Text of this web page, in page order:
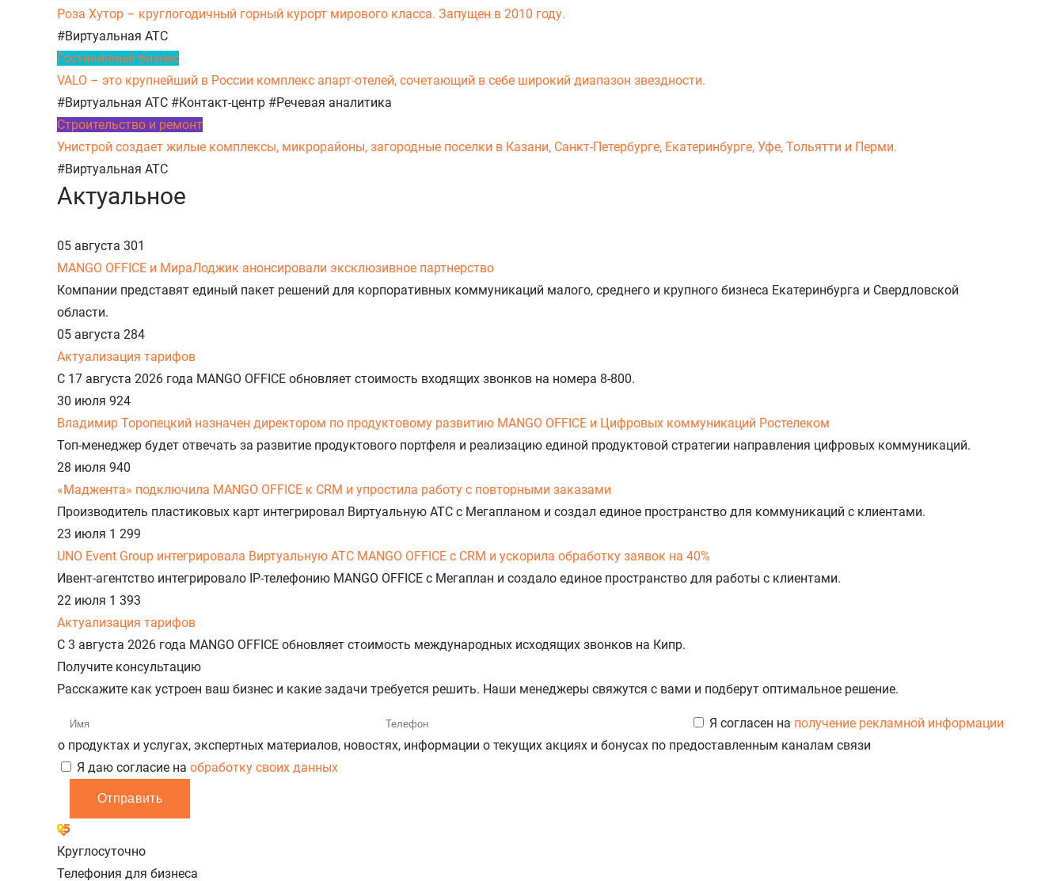
Роза Хутор – круглогодичный горный курорт мирового класса. Запущен в 2010 году.
#Виртуальная АТС
Гостиничный бизнес
VALO – это крупнейший в России комплекс апарт-отелей, сочетающий в себе широкий диапазон звездности.
#Виртуальная АТС #Контакт-центр #Речевая аналитика
Строительство и ремонт
Унистрой создает жилые комплексы, микрорайоны, загородные поселки в Казани, Санкт-Петербурге, Екатеринбурге, Уфе, Тольятти и Перми.
#Виртуальная АТС
Актуальное
05 августа 301
MANGO OFFICE и МираЛоджик анонсировали эксклюзивное партнерство
Компании представят единый пакет решений для корпоративных коммуникаций малого, среднего и крупного бизнеса Екатеринбурга и Свердловской
области.
05 августа 284
Актуализация тарифов
С 17 августа 2026 года MANGO OFFICE обновляет стоимость входящих звонков на номера 8-800.
30 июля 924
Владимир Торопецкий назначен директором по продуктовому развитию MANGO OFFICE и Цифровых коммуникаций Ростелеком
Топ-менеджер будет отвечать за развитие продуктового портфеля и реализацию единой продуктовой стратегии направления цифровых коммуникаций.
28 июля 940
«Маджента» подключила MANGO OFFICE к CRM и упростила работу с повторными заказами
Производитель пластиковых карт интегрировал Виртуальную АТС с Мегапланом и создал единое пространство для коммуникаций с клиентами.
23 июля 1 299
UNO Event Group интегрировала Виртуальную АТС MANGO OFFICE с CRM и ускорила обработку заявок на 40%
Ивент-агентство интегрировало IP-телефонию MANGO OFFICE с Мегаплан и создало единое пространство для работы с клиентами.
22 июля 1 393
Актуализация тарифов
С 3 августа 2026 года MANGO OFFICE обновляет стоимость международных исходящих звонков на Кипр.
Получите консультацию
Расскажите как устроен ваш бизнес и какие задачи требуется решить. Наши менеджеры свяжутся с вами и подберут оптимальное решение.
Я согласен на получение рекламной информации
о продуктах и услугах, экспертных материалов, новостях, информации о текущих акциях и бонусах по предоставленным каналам связи
Я даю согласие на обработку своих данных
Отправить
Круглосуточно
Телефония для бизнеса